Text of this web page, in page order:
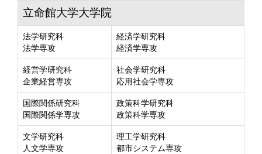
立命館大学大学院
法学研究科
法学専攻
経済学研究科
経済学専攻
経営学研究科
企業経営専攻
社会学研究科
応用社会学専攻
国際関係研究科
国際関係学専攻
政策科学研究科
政策科学専攻
文学研究科
人文学専攻
理工学研究科
都市システム専攻